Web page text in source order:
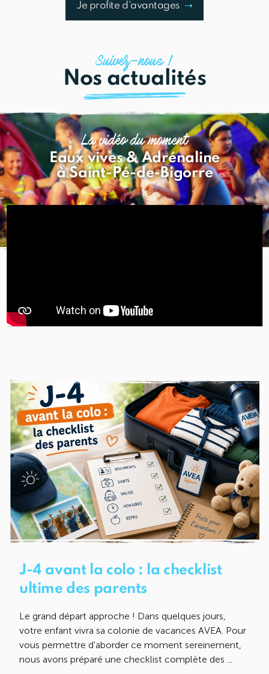
Je profite d'avantages
Suivez—nous !
Nos actualités
La vidéo du moment
Eaux vives & Adrénaline
à Saint-Pé-de-Bigorre
J-4 avant la colo : la checklist
ultime des parents
Le grand départ approche ! Dans quelques jours,
votre enfant vivra sa colonie de vacances AVEA. Pour
vous permettre d'aborder ce moment sereinement,
nous avons préparé une checklist complète des ...